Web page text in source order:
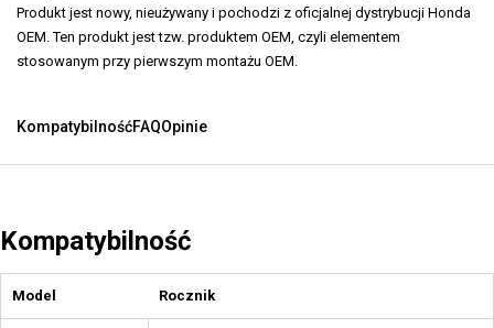
Produkt jest nowy, nieużywany i pochodzi z oficjalnej dystrybucji Honda
OEM. Ten produkt jest tzw. produktem OEM, czyli elementem
stosowanym przy pierwszym montażu OEM.
KompatybilnośćFAQOpinie
Kompatybilność
Model Rocznik